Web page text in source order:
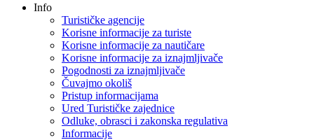
Info
Turističke agencije
Korisne informacije za turiste
Korisne informacije za nautičare
Korisne informacije za iznajmljivače
Pogodnosti za iznajmljivače
Čuvajmo okoliš
Pristup informacijama
Ured Turističke zajednice
Odluke, obrasci i zakonska regulativa
Informacije